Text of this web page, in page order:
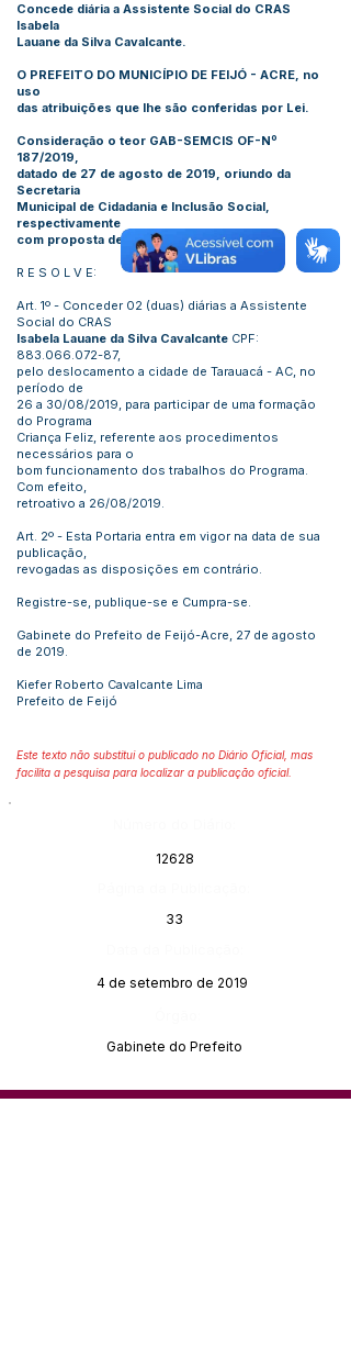
Concede diária a Assistente Social do CRAS
Isabela
Lauane da Silva Cavalcante.
O PREFEITO DO MUNICÍPIO DE FEIJÓ - ACRE, no
uso
das atribuições que lhe são conferidas por Lei.
Consideração o teor GAB-SEMCIS OF-Nº
187/2019,
datado de 27 de agosto de 2019, oriundo da
Secretaria
Municipal de Cidadania e Inclusão Social,
respectivamente
com proposta de viagem.
R E S O L V E:
Art. 1º - Conceder 02 (duas) diárias a Assistente
Social do CRAS
Isabela Lauane da Silva Cavalcante CPF:
883.066.072-87,
pelo deslocamento a cidade de Tarauacá - AC, no
período de
26 a 30/08/2019, para participar de uma formação
do Programa
Criança Feliz, referente aos procedimentos
necessários para o
bom funcionamento dos trabalhos do Programa.
Com efeito,
retroativo a 26/08/2019.
Art. 2º - Esta Portaria entra em vigor na data de sua
publicação,
revogadas as disposições em contrário.
Registre-se, publique-se e Cumpra-se.
Gabinete do Prefeito de Feijó-Acre, 27 de agosto
de 2019.
Kiefer Roberto Cavalcante Lima
Prefeito de Feijó
Este texto não substitui o publicado no Diário Oficial, mas
facilita a pesquisa para localizar a publicação oficial.
12628
33
4 de setembro de 2019
Gabinete do Prefeito